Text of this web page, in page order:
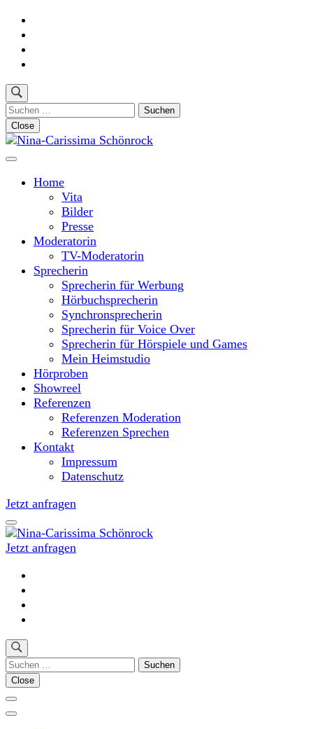
Skip
content
(Press
Suchen
nach:
Close
Nina-Carissima Schönrock
Home
Vita
Bilder
Presse
Moderatorin
TV-Moderatorin
Sprecherin
Sprecherin für Werbung
Hörbuchsprecherin
Synchronsprecherin
Sprecherin für Voice Over
Sprecherin für Hörspiele und Games
Mein Heimstudio
Hörproben
Showreel
Referenzen
Referenzen Moderation
Referenzen Sprechen
Kontakt
Impressum
Datenschutz
Jetzt anfragen
Nina-Carissima Schönrock
Jetzt anfragen
Suchen
nach:
Close